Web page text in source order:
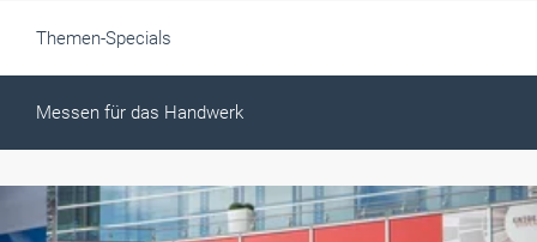
Themen-Specials
Messen für das Handwerk